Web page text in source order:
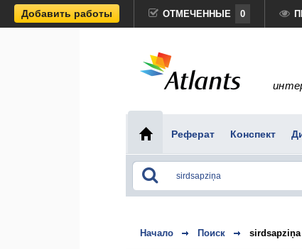
Добавить работы ОТМЕЧЕННЫЕ 0
Реферат Конспект
Начало Поиск sirdsapziņa